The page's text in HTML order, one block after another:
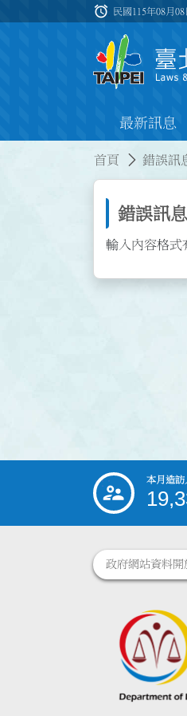
:::
alarm 民國115年08月
最新訊息
首頁 錯誤訊
錯誤訊息
輸入內容格式
::: 本月造訪
政府網站資料開